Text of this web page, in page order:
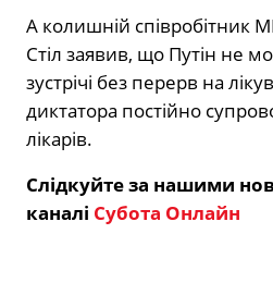
А колишній співробітник
Стіл заявив, що Путін не
зустрічі без перерв на
диктатора постійно
лікарів.
Слідкуйте за нашими
каналі Субота Онлайн